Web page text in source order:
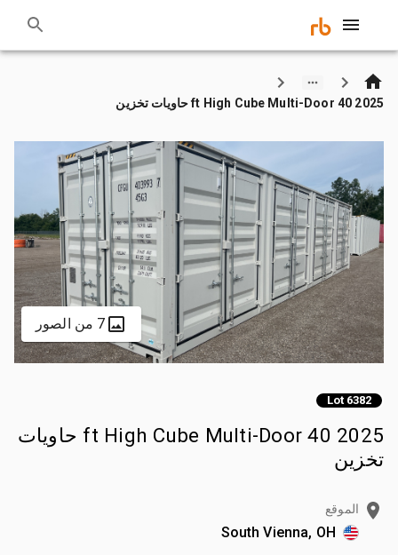
2025 40 ft High Cube Multi-Door حاويات تخزين
7 من الصور
Lot 6382
2025 40 ft High Cube Multi-Door حاويات
تخزين
الموقع
South Vienna, OH